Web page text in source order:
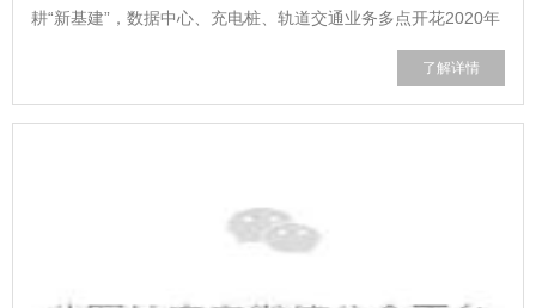
耕“新基建”，数据中心、充电桩、轨道交通业务多点开花2020年
自主研发新一代超大功率1.2MVA模组化UPS，单模组功率
了解详情